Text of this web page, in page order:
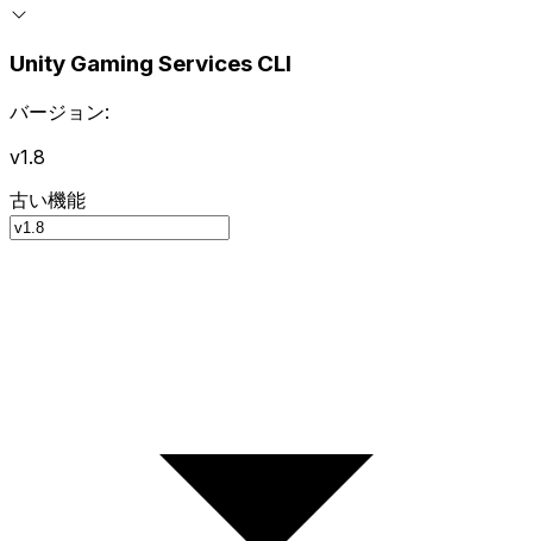
Unity Gaming Services CLI
バージョン:
v1.8
古い機能